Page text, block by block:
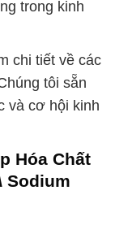
trong kinh
chi tiết về các
tôi sẵn
và cơ hội kinh
Hóa Chất
Sodium